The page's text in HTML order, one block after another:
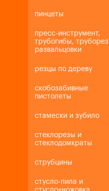
пинцеты
пресс-инструмент,
трубогибы,
развальцовки
резцы по дереву
скобозабивные
пистолеты
стамески и зубило
стеклорезы и
стеклодомкраты
струбцины
стусло-пила и